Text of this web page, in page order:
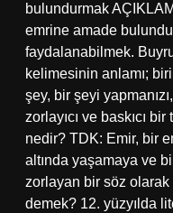
bulundurmak
emrine amade
faydalanabilmek.
kelimesinin anlamı;
şey, bir şeyi
zorlayıcı ve baskıcı
nedir? TDK: Emir, bir
altında yaşamaya ve
zorlayan bir söz
demek? 12. yüzyılda